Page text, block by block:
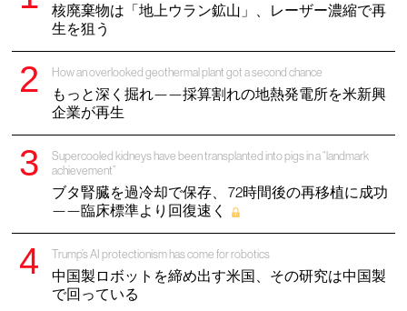
核廃棄物は「地上ウラン鉱山」、レーザー濃縮で再
生を狙う
How an overlooked geothermal plant got a second chance
もっと深く掘れ——採算割れの地熱発電所を米新興
企業が再生
Supercooled kidneys have been transplanted into pigs in a “landmark
achievement”
ブタ腎臓を過冷却で保存、 72時間後の再移植に成功
——臨床標準より回復速く
Trump’s AI protectionism has come for robotics
中国製ロボットを締め出す米国、その研究は中国製
で回っている